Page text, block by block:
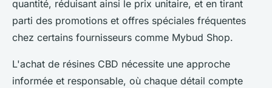
quantité, réduisant ainsi le prix unitaire, et en tirant
parti des promotions et offres spéciales fréquentes
chez certains fournisseurs comme Mybud Shop.
L'achat de résines CBD nécessite une approche
informée et responsable, où chaque détail compte